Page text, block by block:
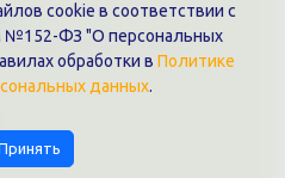
Нефтяников, 28, оф. 51
cookie в соответствии с
ФЗ "О персональных
обработки в Политике
данных.